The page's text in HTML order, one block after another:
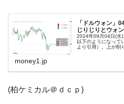
発。
『Money1』
韓国政府「ニセＫ
ャンペーン」⇒ あの名物教授も
『Money1』
韓国「橋が落ち
『Money1』
韓国鉄鋼最大手『
「ドルウォン」
じりじりとウォン
2024年09月04日(水
以下のようになって
より引用）。上が削
money1.jp
(柏ケミカル＠ｄｃｐ)